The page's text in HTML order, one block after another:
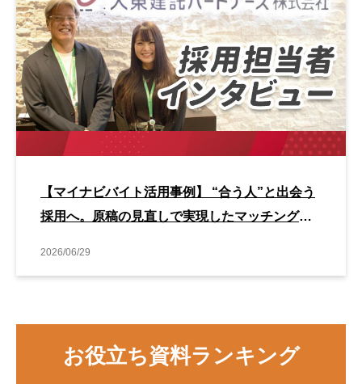
【マイナビバイト活用事例】 “合う人”と出会う
採用へ。原稿の見直しで実現したマッチング改
2026/06/29
お役立ち資料ランキング